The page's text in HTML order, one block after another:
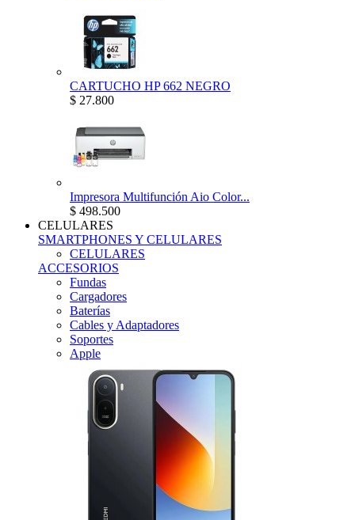
CARTUCHO HP 662 NEGRO
$ 27.800
Impresora Multifunción Aio Color...
$ 498.500
CELULARES
SMARTPHONES Y CELULARES
CELULARES
ACCESORIOS
Fundas
Cargadores
Baterías
Cables y Adaptadores
Soportes
Apple